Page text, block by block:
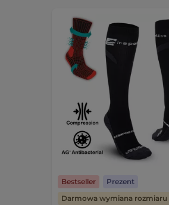
Bestseller
Prezent
Darmowa wymiana rozmiaru